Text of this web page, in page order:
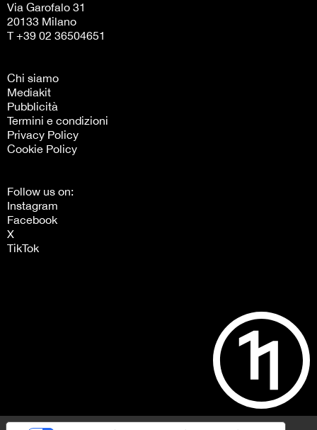
Via Garofalo 31
20133 Milano
T +39 02 36504651
Chi siamo
Mediakit
Pubblicità
Termini e condizioni
Privacy Policy
Cookie Policy
Follow us on:
Instagram
Facebook
X
TikTok